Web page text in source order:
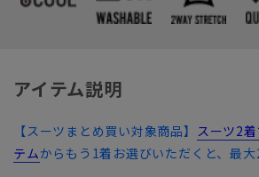
アイテム説明
【スーツまとめ買い対象商品】 スーツ2
テムからもう1着お選びいただくと、最